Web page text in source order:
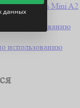
Boss Mini A2
использованию
данных